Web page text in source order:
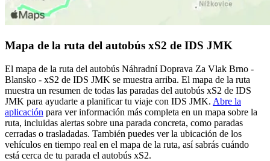
Mapa de la ruta del autobús xS2 de IDS JMK
El mapa de la ruta del autobús Náhradní Doprava Za Vlak Brno -
Blansko - xS2 de IDS JMK se muestra arriba. El mapa de la ruta
muestra un resumen de todas las paradas del autobús xS2 de IDS
JMK para ayudarte a planificar tu viaje con IDS JMK. Abre la
aplicación para ver información más completa en un mapa sobre la
ruta, incluidas alertas sobre una parada concreta, como paradas
cerradas o trasladadas. También puedes ver la ubicación de los
vehículos en tiempo real en el mapa de la ruta, así sabrás cuándo
está cerca de tu parada el autobús xS2.